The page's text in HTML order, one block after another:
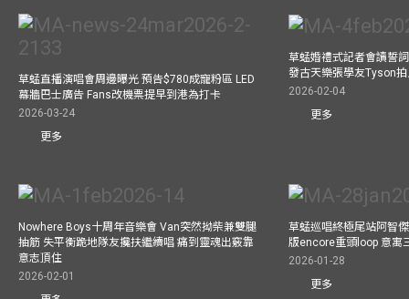
草蜢直播演唱會周邊曝光 預告$780成寵粉區 LED
幕牆巴士廣告 Fans改機票提早到港為打卡
2026-03-24
更多
草蜢婚禮式記者會讀誓
發古天樂張學友Tyson
2026-02-04
更多
Nowhere Boys十周年音樂會 Van突然拗柴兼雙腿
抽筋 失平衡跪地隊友攙扶繼續唱 痛到靈魂出竅靠
意志頂住
2026-02-01
草蜢巡唱終極尾站阿智
版encore重頭loop 意寓
2026-01-28
更多